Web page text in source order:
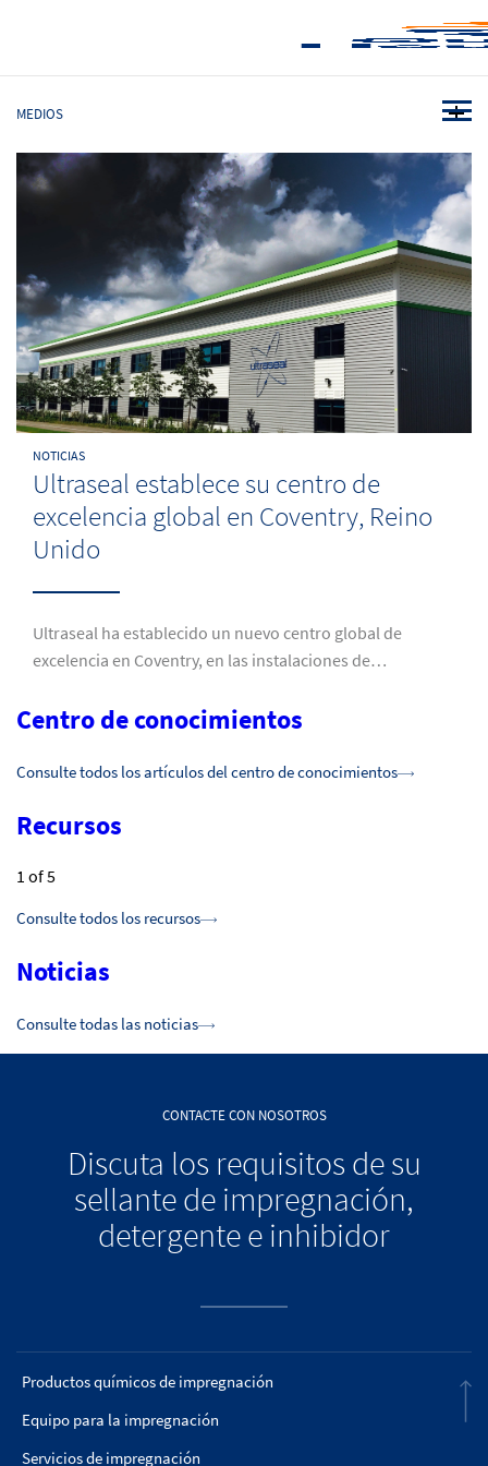
MEDIOS
NOTICIAS
Ultraseal establece su centro de
excelencia global en Coventry, Reino
Unido
Ultraseal ha establecido un nuevo centro global de
excelencia en Coventry, en las instalaciones de…
Centro de conocimientos
Consulte todos los artículos del centro de conocimientos
Recursos
1of 5
Consulte todos los recursos
Noticias
Consulte todas las noticias
CONTACTE CON NOSOTROS
Discuta los requisitos de su
sellante de impregnación,
detergente e inhibidor
Productos químicos de impregnación
Equipo para la impregnación
Servicios de impregnación